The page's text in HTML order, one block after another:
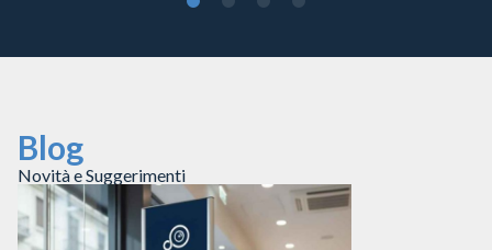
Blog
Novità e Suggerimenti